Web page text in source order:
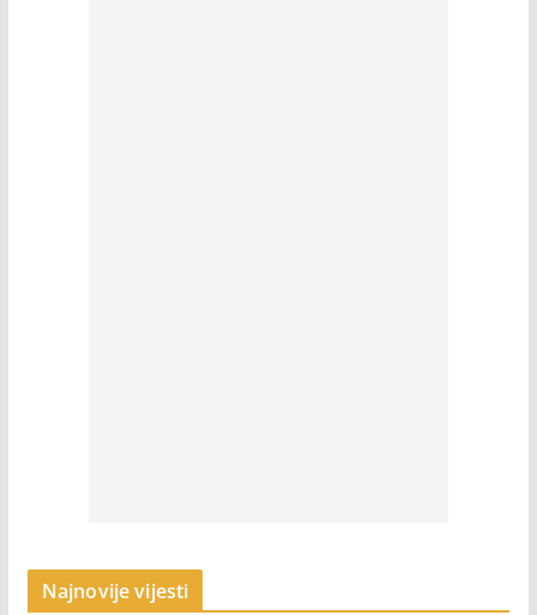
Najnovije vijesti